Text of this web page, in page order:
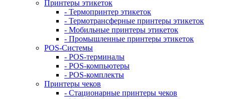
Принтеры этикеток
- Термопринтер этикеток
- Термотрансферные принтеры этикеток
- Мобильные принтеры этикеток
- Промышленные принтеры этикеток
POS-Системы
- POS-терминалы
- POS-компьютеры
- POS-комплекты
Принтеры чеков
- Стационарные принтеры чеков